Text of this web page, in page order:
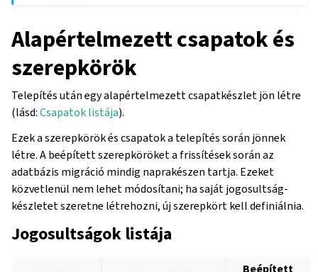
Alapértelmezett csapatok és
szerepkörök
Telepítés után egy alapértelmezett csapatkészlet jön létre
(lásd:Csapatok listája).
Ezek a szerepkörök és csapatok a telepítés során jönnek
létre. A beépített szerepköröket a frissítések során az
adatbázis migráció mindig naprakészen tartja. Ezeket
közvetlenül nem lehet módosítani; ha saját jogosultság-
készletet szeretne létrehozni, új szerepkört kell definiálnia.
Jogosultságok listája
Beépített